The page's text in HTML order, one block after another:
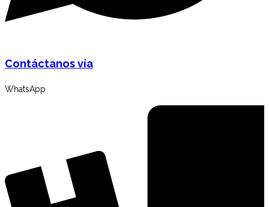
Contáctanos vía
WhatsApp